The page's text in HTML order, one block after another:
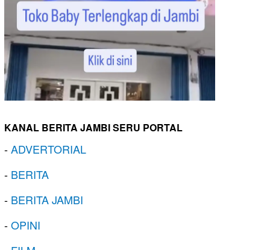
KANAL BERITA JAMBI SERU PORTAL
-ADVERTORIAL
- BERITA
- BERITA JAMBI
-OPINI